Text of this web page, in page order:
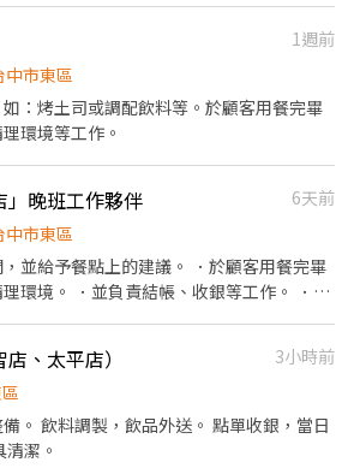
上班地點按居住地，以及主管面談協商後
店鋪可能存在差異】 【上班地點按居住
為主，即應徵店鋪與錄取店鋪可能存在差
具備親切友善及貼心的人格特質， 對餐飲
意笑容是你的成就感來源，那你非常適合
拿 1,000 元排班獎勵金； 衝到 120 小時，直
年後，特休假也會按比例給你，好好休息
、提供用餐服務 送餐、確認出餐品質、協助
場－餐廚助手 基本工作： 打菜備料、切
擺盤、麵手、順麵 燒鳥區備料協助（雞湯
作切肉機及刀具） 洗碗、清潔洗區、刷地
1週前
中市東區
：烤土司或調配飲料等。於顧客用餐完畢
環境等工作。
」晚班工作夥伴
6天前
中市東區
，並給予餐點上的建議。 ．於顧客用餐完畢
環境。 ．並負責結帳、收銀等工作。 ．處
．協助測量食材的容量與重量。 ．負責擺
、太平店）
3小時前
。 飲料調製，飲品外送。 點單收銀，當日
潔。